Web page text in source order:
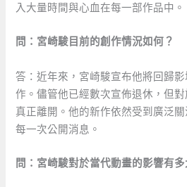
入大量時間與心血在每一部作品中。
問：宮崎駿目前的創作情況如何？
答：近年來，宮崎駿宣布他將回歸
作。儘管他已經數次宣佈退休，但
真正離開。他的新作依然受到廣泛
每一次公開消息。
問：宮崎駿對於當代動畫的影響有多